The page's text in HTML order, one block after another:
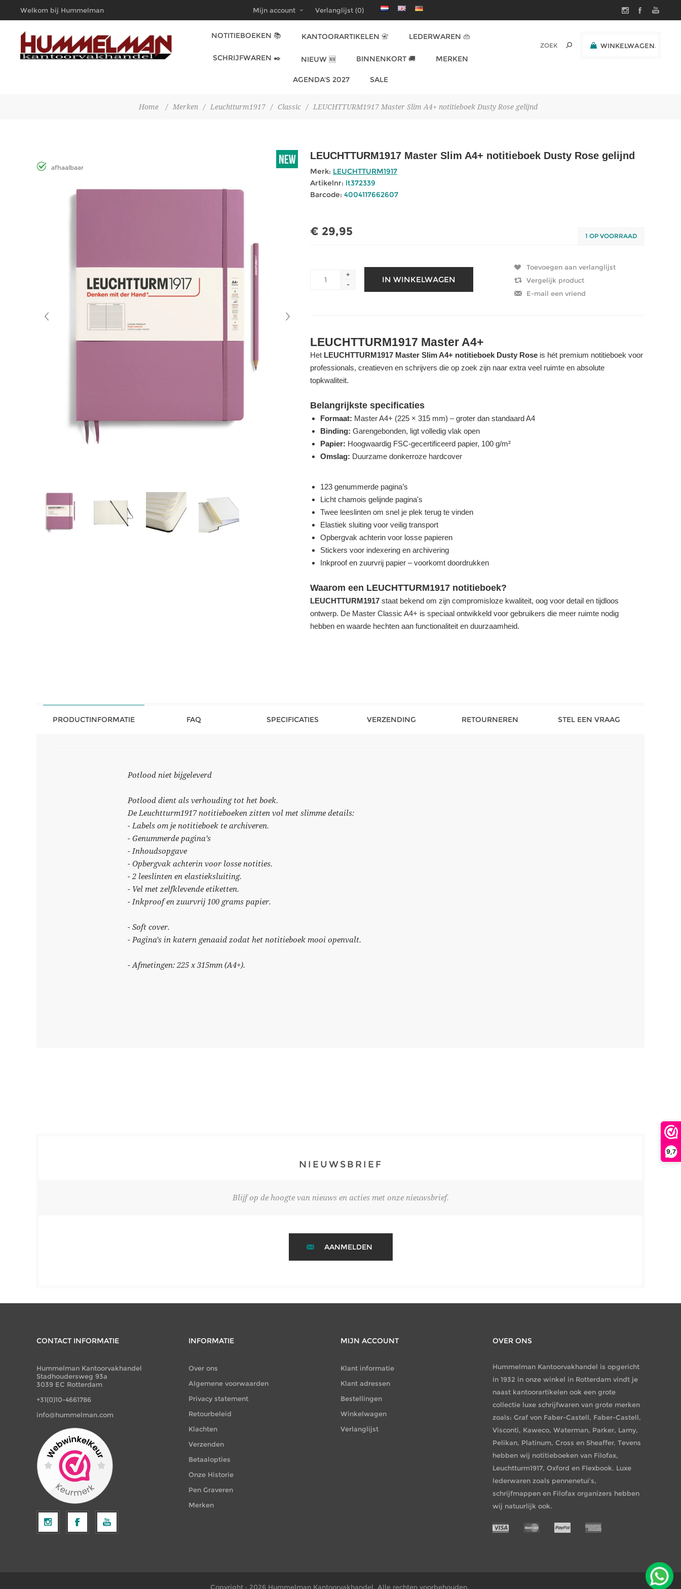
9,7
Welkom bij Hummelman
Kantoorvakhandel
Mijn account Verlanglijst (0)
WINKELWAGEN
NOTITIEBOEKEN 📚 KANTOORARTIKELEN 📇 LEDERWAREN 👜
SCHRIJFWAREN ✒️ NIEUW 🆕 BINNENKORT 🚚 MERKEN
AGENDA'S 2027 SALE
Home / Merken / Leuchtturm1917 / Classic / LEUCHTTURM1917 Master Slim A4+ notitieboek Dusty Rose gelijnd
afhaalbaar
LEUCHTTURM1917 Master Slim A4+ notitieboek Dusty Rose gelijnd
Merk: LEUCHTTURM1917
Artikelnr: lt372339
Barcode: 4004117662607
€ 29,95 1 OP VOORRAAD
+
-
LEUCHTTURM1917 Master A4+
Het LEUCHTTURM1917 Master Slim A4+ notitieboek Dusty Rose is hét premium notitieboek voor
professionals, creatieven en schrijvers die op zoek zijn naar extra veel ruimte en absolute
topkwaliteit.
Belangrijkste specificaties
Formaat: Master A4+ (225 × 315 mm) – groter dan standaard A4
Binding: Garengebonden, ligt volledig vlak open
Papier: Hoogwaardig FSC-gecertificeerd papier, 100 g/m²
Omslag: Duurzame donkerroze hardcover
123 genummerde pagina’s
Licht chamois gelijnde pagina's
Twee leeslinten om snel je plek terug te vinden
Elastiek sluiting voor veilig transport
Opbergvak achterin voor losse papieren
Stickers voor indexering en archivering
Inkproof en zuurvrij papier – voorkomt doordrukken
Waarom een LEUCHTTURM1917 notitieboek?
LEUCHTTURM1917 staat bekend om zijn compromisloze kwaliteit, oog voor detail en tijdloos
ontwerp. De Master Classic A4+ is speciaal ontwikkeld voor gebruikers die meer ruimte nodig
hebben en waarde hechten aan functionaliteit en duurzaamheid.
PRODUCTINFORMATIE FAQ SPECIFICATIES VERZENDING RETOURNEREN STEL EEN VRAAG
Potlood niet bijgeleverd
Potlood dient als verhouding tot het boek.
De Leuchtturm1917 notitieboeken zitten vol met slimme details:
- Labels om je notitieboek te archiveren.
- Genummerde pagina’s
- Inhoudsopgave
- Opbergvak achterin voor losse notities.
- 2 leeslinten en elastieksluiting.
- Vel met zelfklevende etiketten.
- Inkproof en zuurvrij 100 grams papier.
- Soft cover.
- Pagina's in katern genaaid zodat het notitieboek mooi openvalt.
- Afmetingen: 225 x 315mm (A4+).
NIEUWSBRIEF
Blijf op de hoogte van nieuws en acties met onze nieuwsbrief.
AANMELDEN
CONTACT INFORMATIE
Hummelman Kantoorvakhandel
Stadhoudersweg 93a
3039 EC Rotterdam
+31(0)10-4661786
info@hummelman.com
INFORMATIE
Over ons
Algemene voorwaarden
Privacy statement
Retourbeleid
Klachten
Verzenden
Betaalopties
Onze Historie
Pen Graveren
Merken
MIJN ACCOUNT
Klant informatie
Klant adressen
Bestellingen
Winkelwagen
Verlanglijst
OVER ONS
Hummelman Kantoorvakhandel is opgericht
in 1932 in onze winkel in Rotterdam vindt je
naast kantoorartikelen ook een grote
collectie luxe schrijfwaren van grote merken
zoals: Graf von Faber-Castell, Faber-Castell,
Visconti, Kaweco, Waterman, Parker, Lamy,
Pelikan, Platinum, Cross en Sheaffer. Tevens
hebben wij notitieboeken van Filofax,
Leuchtturm1917, Oxford en Flexbook. Luxe
lederwaren zoals pennenetui's,
schrijfmappen en Filofax organizers hebben
wij natuurlijk ook.
Copyright ; 2026 Hummelman Kantoorvakhandel. Alle rechten voorbehouden.